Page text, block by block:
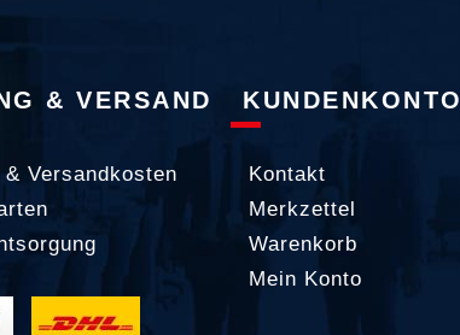
& VERSAND
Versandkosten
KUNDENKONTO
Kontakt
Merkzettel
Warenkorb
Mein Konto